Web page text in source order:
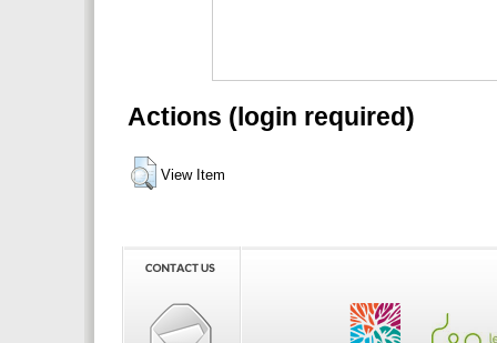
Actions (login required)
View Item